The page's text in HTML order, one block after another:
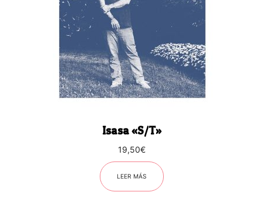
Isasa «S/T»
19,50€
LEER MÁS